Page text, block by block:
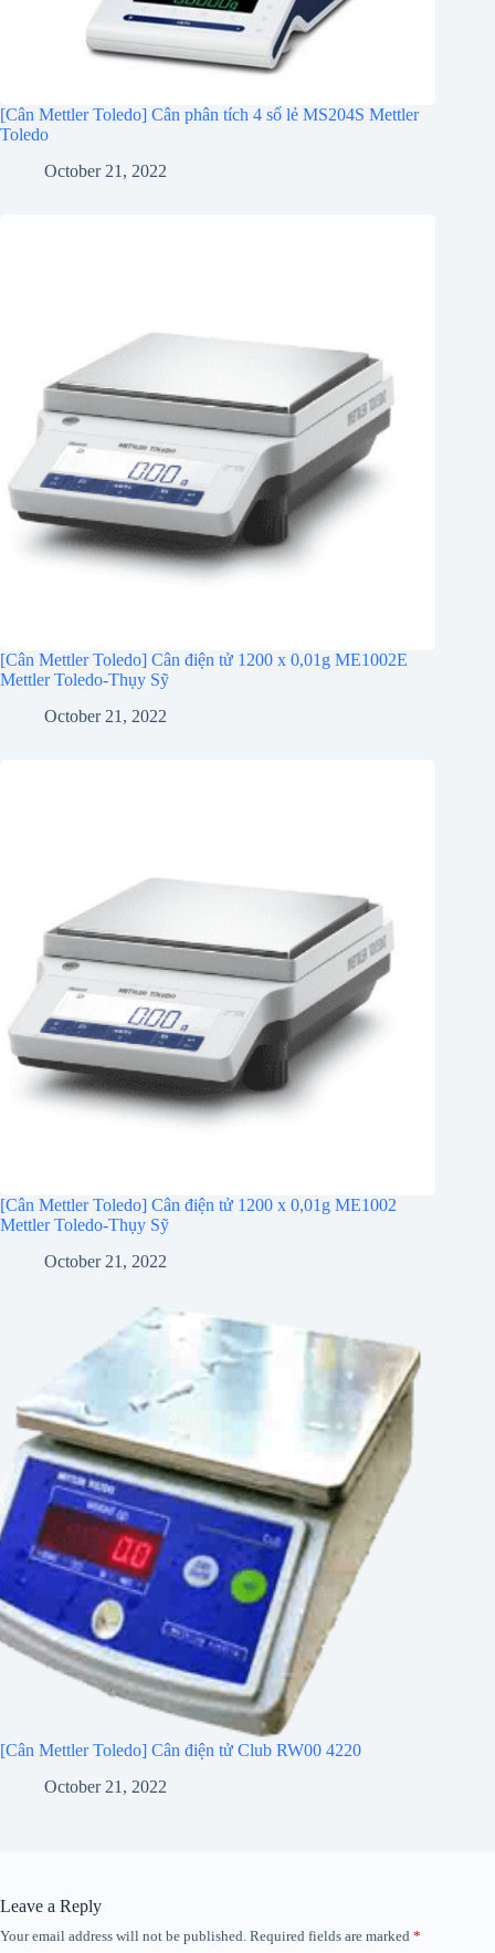
[Cân Mettler Toledo] Cân phân tích 4 số lẻ MS204S Mettler
Toledo
October 21, 2022
[Cân Mettler Toledo] Cân điện tử 1200 x 0,01g ME1002E
Mettler Toledo-Thụy Sỹ
October 21, 2022
[Cân Mettler Toledo] Cân điện tử 1200 x 0,01g ME1002
Mettler Toledo-Thụy Sỹ
October 21, 2022
[Cân Mettler Toledo] Cân điện tử Club RW00 4220
October 21, 2022
Leave a Reply
Your email address will not be published. Required fields are marked *